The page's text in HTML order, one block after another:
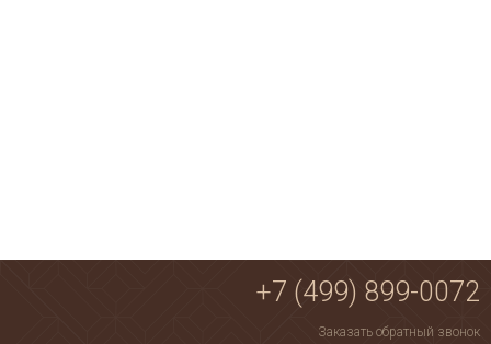
+7 (499) 899-0072
Заказать обратный звонок